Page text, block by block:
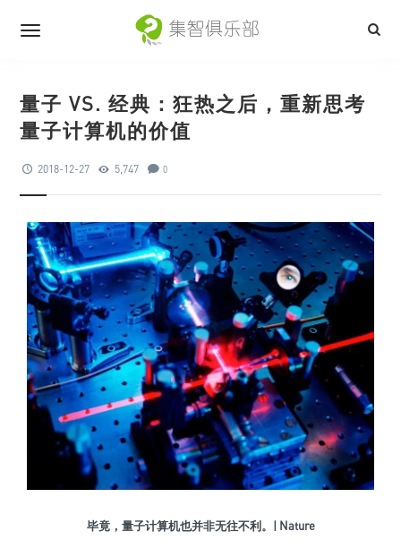
量子 VS. 经典：狂热之后，重新思考
量子计算机的价值
2018-12-27 5,747 0
毕竟，量子计算机也并非无往不利。| Nature